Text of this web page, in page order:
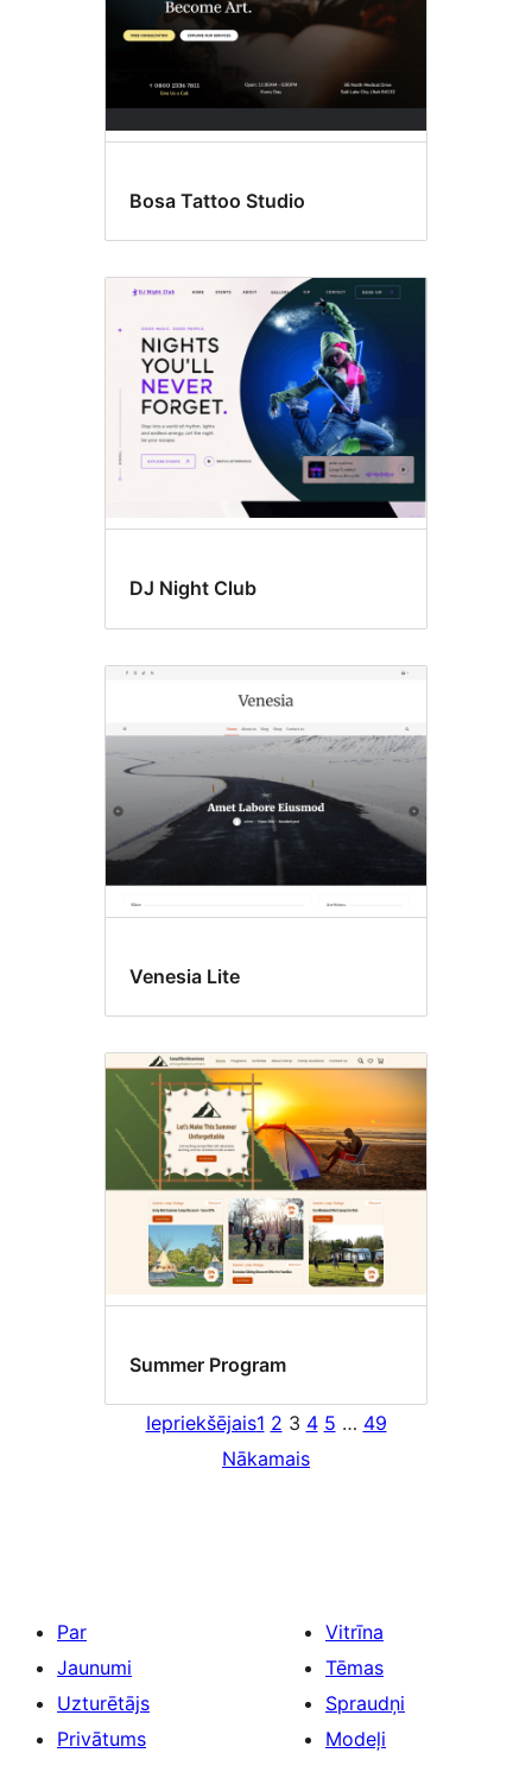
Bosa Tattoo Studio
DJ Night Club
Venesia Lite
Summer Program
Iepriekšējais1 2 3 4 5 … 49
Nākamais
Par
Jaunumi
Uzturētājs
Privātums
Vitrīna
Tēmas
Spraudņi
Modeļi